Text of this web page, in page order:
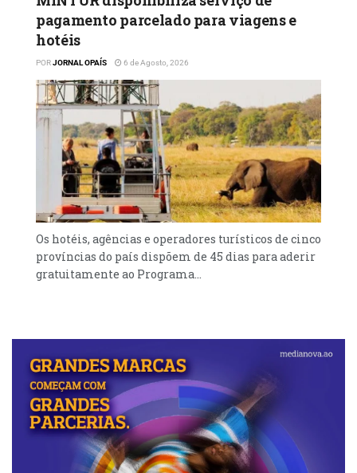
pagamento parcelado para viagens e
hotéis
PORJORNAL OPAÍS 6 de Agosto, 2026
Os hotéis, agências e operadores turísticos de cinco
províncias do país dispõem de 45 dias para aderir
gratuitamente ao Programa...